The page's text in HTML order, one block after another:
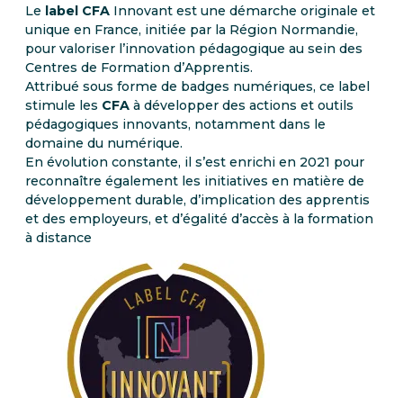
Le label CFA Innovant est une démarche originale et
unique en France, initiée par la Région Normandie,
pour valoriser l’innovation pédagogique au sein des
Centres de Formation d’Apprentis.
Attribué sous forme de badges numériques, ce label
stimule les CFA à développer des actions et outils
pédagogiques innovants, notamment dans le
domaine du numérique.
En évolution constante, il s’est enrichi en 2021 pour
reconnaître également les initiatives en matière de
développement durable, d’implication des apprentis
et des employeurs, et d’égalité d’accès à la formation
à distance